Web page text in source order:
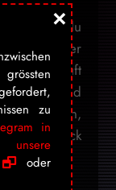
dass du
Kosten der
kauft, kauft
– und
den Boden,
zu
in
unsere
oder
×